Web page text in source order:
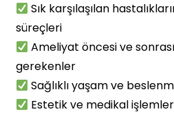
Sık karşılaşılan
süreçleri
Ameliyat öncesi ve
gerekenler
Sağlıklı yaşam ve
Estetik ve medikal